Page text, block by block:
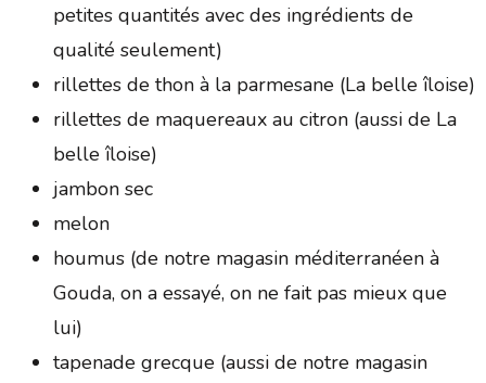
petites quantités avec des ingrédients de
qualité seulement)
rillettes de thon à la parmesane (La belle îloise)
rillettes de maquereaux au citron (aussi de La
belle îloise)
jambon sec
melon
houmus (de notre magasin méditerranéen à
Gouda, on a essayé, on ne fait pas mieux que
lui)
tapenade grecque (aussi de notre magasin